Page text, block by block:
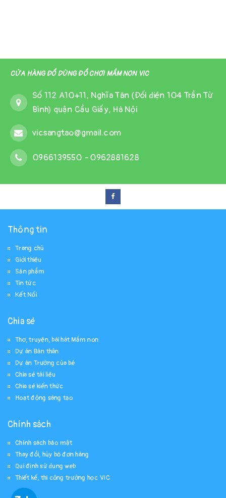
CỬA HÀNG ĐỒ DÙNG ĐỒ CHƠI MẦM NON VIC
Số 112 A10+11, Nghĩa Tân (Đối diện 104 Trần Tử
Bình) quận Cầu Giấy, Hà Nội
vicsangtao@gmail.com
0966139550 -0962881628
Thông tin
Trang chủ
Giới thiệu
Sản phẩm
Tin tức
Kết Nối
Chia sẻ
Thơ, truyện, bài hát Mầm non
Dự án Bản thân
Dự án Trường của bé
Chia sẻ tài liệu
Chia sẻ kiến thức
Hoạt động sáng tạo
Chính sách
Chính sách bảo mật
Thay đổi, hủy bỏ đơn hàng
Qui định sử dụng web
Thiết kế, thi công trường học VIC